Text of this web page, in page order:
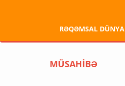
RƏQƏMSAL DÜNYA
MÜSAHİBƏ